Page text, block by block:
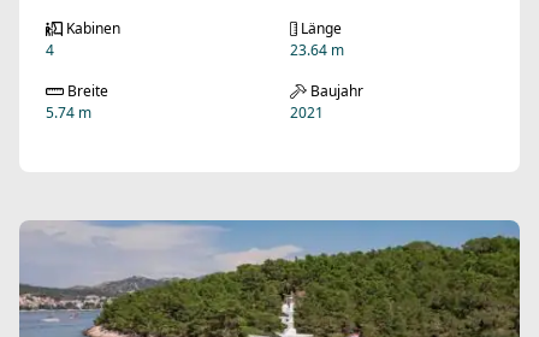
Kabinen
4
Länge
23.64 m
Breite
5.74 m
Baujahr
2021